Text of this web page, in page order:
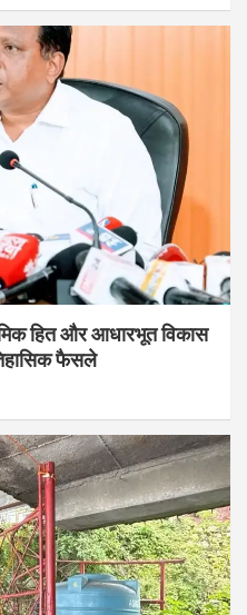
हित और आधारभूत विकास
फैसले